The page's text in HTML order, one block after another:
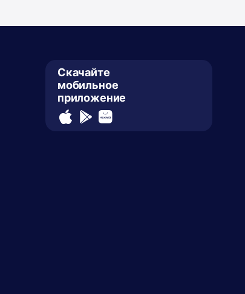
Скачайте
мобильное
приложение